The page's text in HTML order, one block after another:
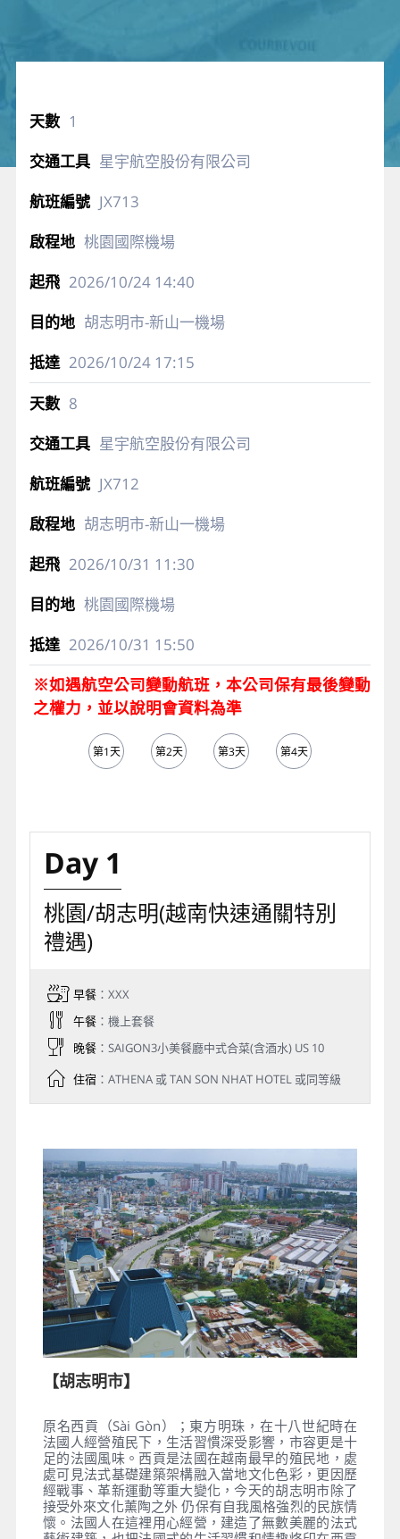
1
星宇航空股份有限公司
JX713
桃園國際機場
2026/10/2414:40
胡志明市-新山一機場
2026/10/2417:15
8
星宇航空股份有限公司
JX712
胡志明市-新山一機場
2026/10/31 11:30
桃園國際機場
2026/10/31 15:50
※如遇航空公司變動航班，本公司保有最後變動
之權力，並以說明會資料為準
第1天 第2天 第3天 第4天
Day 1
桃園/胡志明(越南快速通關特別
禮遇)
早餐：XXX
午餐：機上套餐
晚餐：SAIGON3小美餐廳中式合菜(含酒水) US 10
住宿：ATHENA 或 TAN SON NHAT HOTEL 或同等級
【胡志明市】
原名西貢（Sài Gòn）；東方明珠，在十八世紀時在
法國人經營殖民下，生活習慣深受影響，市容更是十
足的法國風味。西貢是法國在越南最早的殖民地，處
處可見法式基礎建築架構融入當地文化色彩，更因歷
經戰事、革新運動等重大變化，今天的胡志明市除了
接受外來文化薰陶之外 仍保有自我風格強烈的民族情
懷。法國人在這裡用心經營，建造了無數美麗的法式